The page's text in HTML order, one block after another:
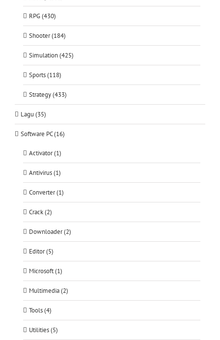
RPG (430)
Shooter (184)
Simulation (425)
Sports (118)
Strategy (433)
Lagu (35)
Software PC (16)
Activator (1)
Antivirus (1)
Converter (1)
Crack (2)
Downloader (2)
Editor (5)
Microsoft (1)
Multimedia (2)
Tools (4)
Utilities (5)